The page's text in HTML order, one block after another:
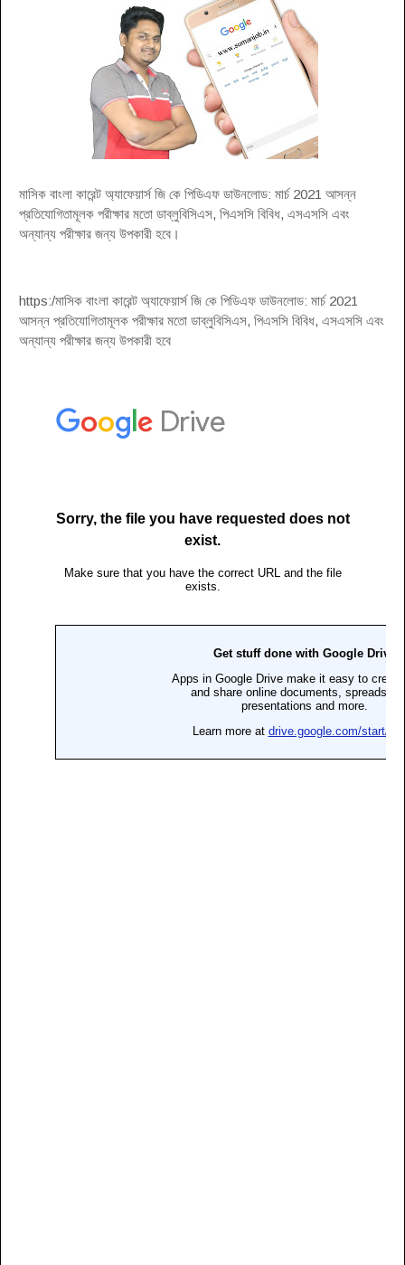
মাসিক বাংলা কারেন্ট অ্যাফেয়ার্স জি কে পিডিএফ ডাউনলোড: মার্চ 2021 আসন্ন
প্রতিযোগিতামূলক পরীক্ষার মতো ডাব্লুবিসিএস, পিএসসি বিবিধ, এসএসসি এবং
অন্যান্য পরীক্ষার জন্য উপকারী হবে।
https:/মাসিক বাংলা কারেন্ট অ্যাফেয়ার্স জি কে পিডিএফ ডাউনলোড: মার্চ 2021
আসন্ন প্রতিযোগিতামূলক পরীক্ষার মতো ডাব্লুবিসিএস, পিএসসি বিবিধ, এসএসসি এবং
অন্যান্য পরীক্ষার জন্য উপকারী হবে